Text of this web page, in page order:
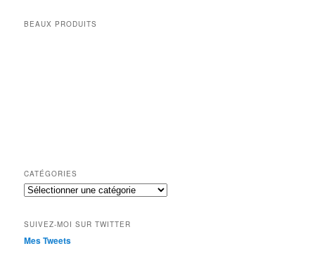
BEAUX PRODUITS
CATÉGORIES
Catégories
SUIVEZ-MOI SUR TWITTER
Mes Tweets